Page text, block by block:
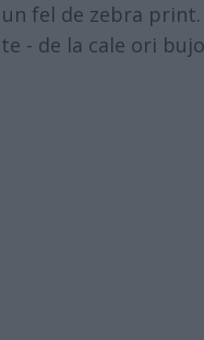
fel de zebra
- de la cale ori